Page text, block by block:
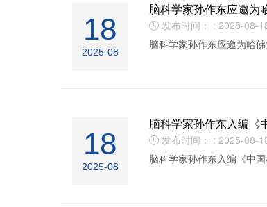
18
2025-08
脑科学家孙作东应邀为
发布时间： : 2025-08-
脑科学家孙作东应邀为哈
18
2025-08
脑科学家孙作东入编《
发布时间： : 2025-08-
脑科学家孙作东入编《中国